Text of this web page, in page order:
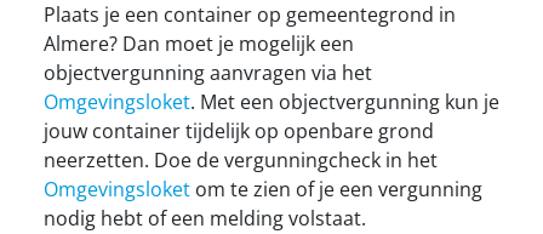
Plaats je een container op gemeentegrond in
Almere? Dan moet je mogelijk een
objectvergunning aanvragen via het
Omgevingsloket. Met een objectvergunning kun je
jouw container tijdelijk op openbare grond
neerzetten. Doe de vergunningcheck in het
Omgevingsloket om te zien of je een vergunning
nodig hebt of een melding volstaat.